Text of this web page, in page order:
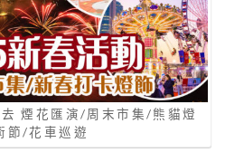
煙花匯演/周末市集/熊貓燈
節/花車巡遊